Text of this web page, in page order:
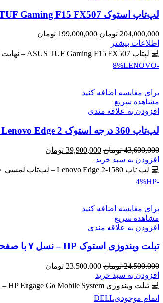
لپ‌تاپ استوک ASUS TUF Gaming F15 FX507 رم 32، 512GB، گرافیک 8GB
204,000,000 تومان قیمت
204,000,000 تومان
199,000,000 تومان
اطلاعات بیشتر
💻 لپتاپ ASUS TUF Gaming F15 FX507 – نهایت قدرت برای بازی، طراحی و برنامه‌نویسی 🔖 کد محصول: #41134 💰
-8%
LENOVO
برای مقایسه اضافه کنید
مشاهده سریع
افزودن به علاقه مندی
لپ‌تاپ 360 درجه استوک Lenovo Edge 2 سی پیو Core i7-6500U | رم 8GB | حافظه SSD 256GB لمسی
43,600,000 تومان قیمت
اصلی
43,600,000 تومان
39,900,000 تومان
افزودن به سبد خرید
💻 لپ تاپ Lenovo Edge 2-1580 – لپ‌تاپ لمسی ۳۶۰ درجه، شیک و کاربردی 🔖 کد محصول: #41137 🎁 #ارسال_رایگان
-4%
HP
برای مقایسه اضافه کنید
مشاهده سریع
افزودن به علاقه مندی
تبلت ویندوزی استوک HP – نسل ۷ با صفحه لمسی IPS
24,500,000 تومان قیمت
اصلی
24,500,000 تومان
بود.
23,500,000 تومان
افزودن به سبد خرید
💻 تبلت ویندوزی HP Engage Go Mobile System – صنعتی، مقاوم و حرفه‌ای برای امور روزمره و دانشجویی و فروشگاهی
اتمام موجودیDELL